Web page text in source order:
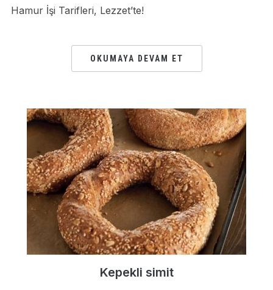
Hamur İşi Tarifleri, Lezzet’te!
OKUMAYA DEVAM ET
Kepekli simit